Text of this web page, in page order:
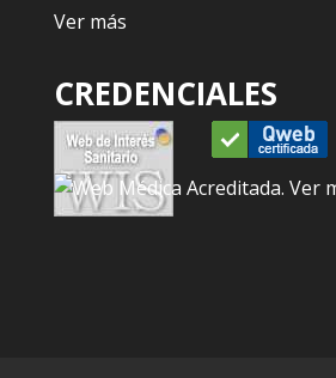
Ver más
CREDENCIALES